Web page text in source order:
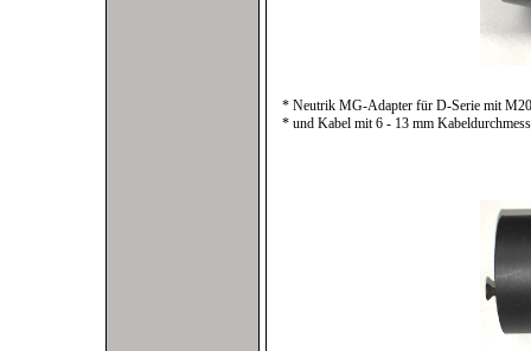
* Neutrik MG-Adapter für D-Serie mit
* und Kabel mit 6 - 13 mm